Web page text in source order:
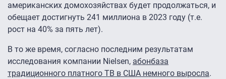
американских домохозяйствах будет продолжаться, и
обещает достигнуть 241 миллиона в 2023 году (т.е.
рост на 40% за пять лет).
В то же время, согласно последним результатам
исследования компании Nielsen, абонбаза
традиционного платного ТВ в США немного выросла.